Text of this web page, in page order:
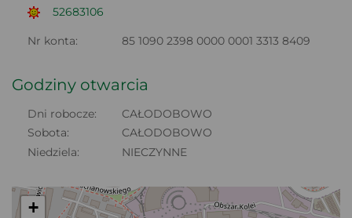
52683106
Nr konta: 85 1090 2398 0000 0001 3313 8409
Godziny otwarcia
Dni robocze:
CAŁODOBOWO
Sobota:
CAŁODOBOWO
Niedziela:
NIECZYNNE
+